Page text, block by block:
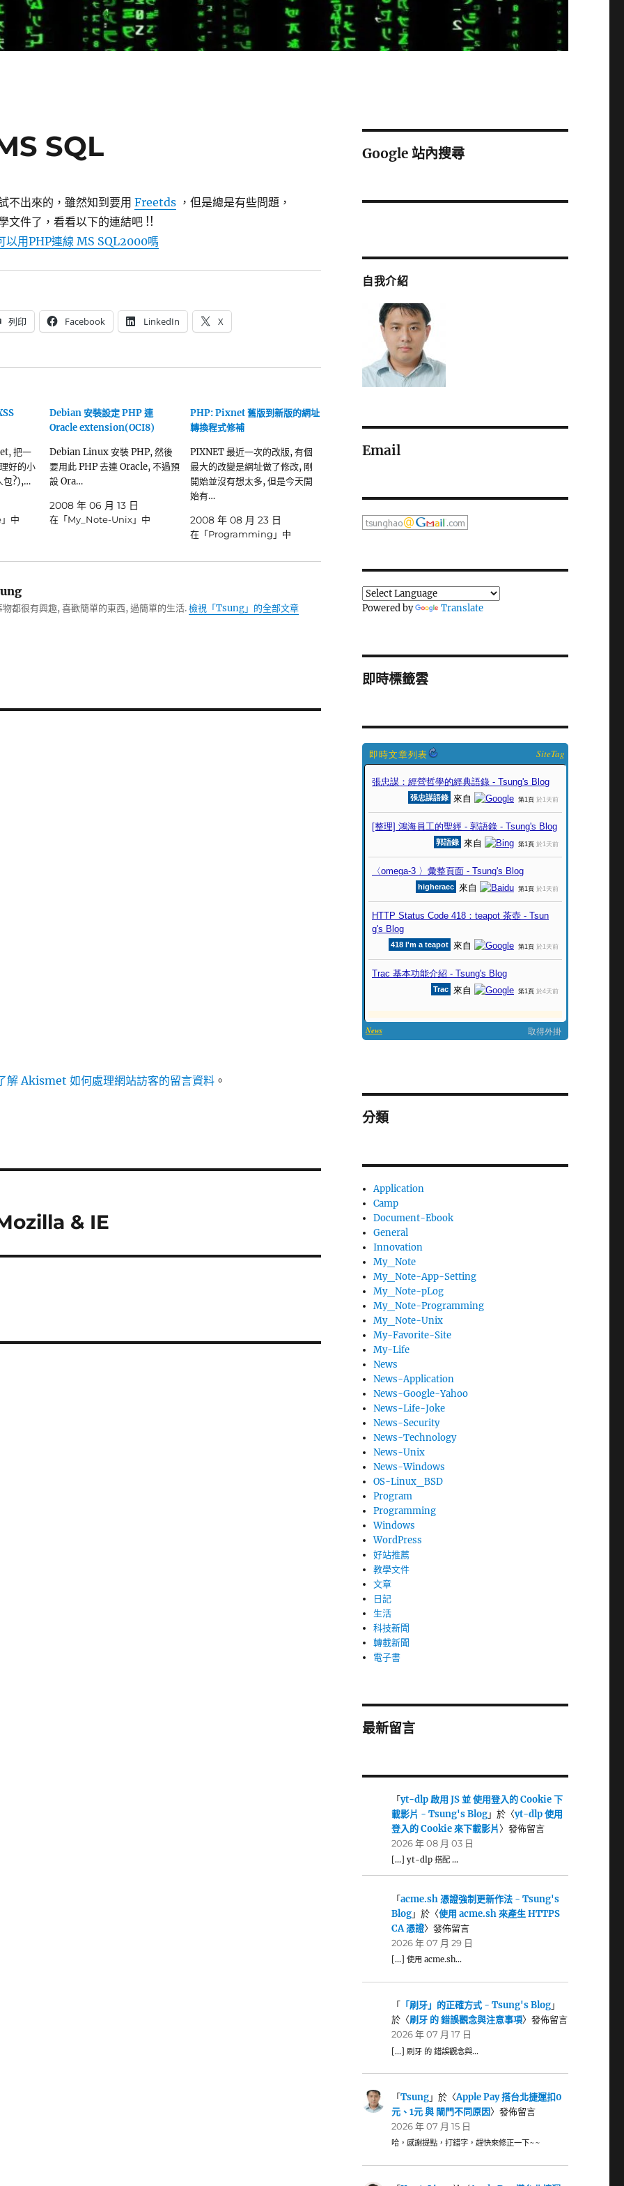
SQL
不出來的，雖然知到要用 Freetds，但是總是有些問題，
文件了，看看以下的連結吧 !!
用PHP連線 MS SQL2000嗎
列印 Facebook LinkedIn X
把一
好的小
包?),…
中
Debian 安裝設定 PHP 連
Oracle extension(OCI8)
Debian Linux 安裝 PHP, 然後
要用此 PHP 去連 Oracle, 不過預
設 Ora…
2008 年 06 月 13 日
在「My_Note-Unix」中
PHP: Pixnet 舊版到新版的網址
轉換程式修補
PIXNET 最近一次的改版, 有個
最大的改變是網址做了修改, 剛
開始並沒有想太多, 但是今天開
始有…
2008 年 08 月 23 日
在「Programming」中
都很有興趣, 喜歡簡單的東西, 過簡單的生活.檢視「Tsung」的全部文章
解 Akismet 如何處理網站訪客的留言資料 。
& IE
Google 站內搜尋
自我介紹
Email
Powered by Translate
即時標籤雲
SiteTag
分類
Application
Camp
Document-Ebook
General
Innovation
My_Note
My_Note-App-Setting
My_Note-pLog
My_Note-Programming
My_Note-Unix
My-Favorite-Site
My-Life
News
News-Application
News-Google-Yahoo
News-Life-Joke
News-Security
News-Technology
News-Unix
News-Windows
OS-Linux_BSD
Program
Programming
Windows
WordPress
好站推薦
教學文件
文章
日記
生活
科技新聞
轉載新聞
電子書
最新留言
「yt-dlp 啟用 JS 並 使用登入的 Cookie 下
載影片 - Tsung's Blog」於〈yt-dlp 使用
登入的 Cookie 來下載影片〉發佈留言
2026 年 08 月 03 日
[…] yt-dlp 搭配 …
「acme.sh 憑證強制更新作法 - Tsung's
Blog」於〈使用 acme.sh 來產生 HTTPS
CA 憑證〉發佈留言
2026 年 07 月 29 日
[…] 使用 acme.sh…
「 「刷牙」的正確方式 - Tsung's Blog」
於〈刷牙 的 錯誤觀念與注意事項〉發佈留言
2026 年 07 月 17 日
[…] 刷牙 的 錯誤觀念與…
「Tsung」於〈Apple Pay 搭台北捷運扣0
元、1元 與 閘門不同原因〉發佈留言
2026 年 07 月 15 日
哈，感謝提點，打錯字，趕快來修正一下~~